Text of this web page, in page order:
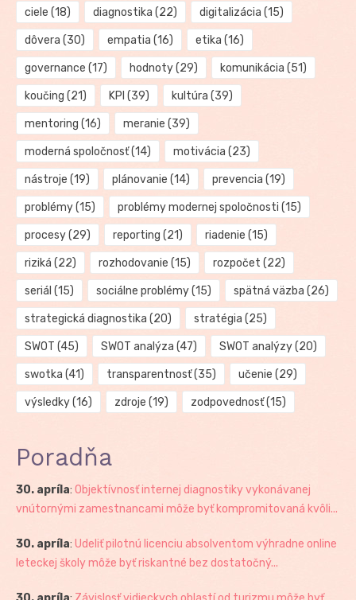
ciele (18) diagnostika (22) digitalizácia (15)
dôvera (30) empatia (16) etika (16)
governance (17) hodnoty(29) komunikácia (51)
koučing (21) KPI (39) kultúra (39)
mentoring (16) meranie (39)
moderná spoločnosť(14) motivácia (23)
nástroje (19) plánovanie (14) prevencia (19)
problémy(15) problémy modernej spoločnosti (15)
procesy(29) reporting (21) riadenie (15)
riziká (22) rozhodovanie (15) rozpočet (22)
seriál (15) sociálne problémy(15) spätná väzba (26)
strategická diagnostika (20) stratégia (25)
SWOT (45) SWOT analýza (47) SWOT analýzy(20)
swotka (41) transparentnosť(35) učenie (29)
výsledky(16) zdroje (19) zodpovednosť(15)
Poradňa
30. apríla: Objektívnosť internej diagnostiky vykonávanej
vnútornými zamestnancami môže byť kompromitovaná kvôli...
30. apríla: Udeliť pilotnú licenciu absolventom výhradne online
leteckej školy môže byť riskantné bez dostatočný...